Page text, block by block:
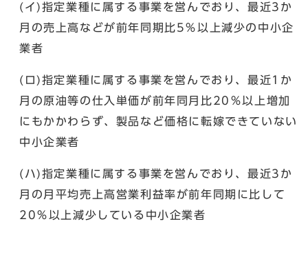
(イ)指定業種に属する事業を営んでおり、最近3か
月の売上高などが前年同期比5％以上減少の中小企
業者
(ロ)指定業種に属する事業を営んでおり、最近1か
月の原油等の仕入単価が前年同月比20％以上増加
にもかかわらず、製品など価格に転嫁できていない
中小企業者
(ハ)指定業種に属する事業を営んでおり、最近3か
月の月平均売上高営業利益率が前年同期に比して
20％以上減少している中小企業者